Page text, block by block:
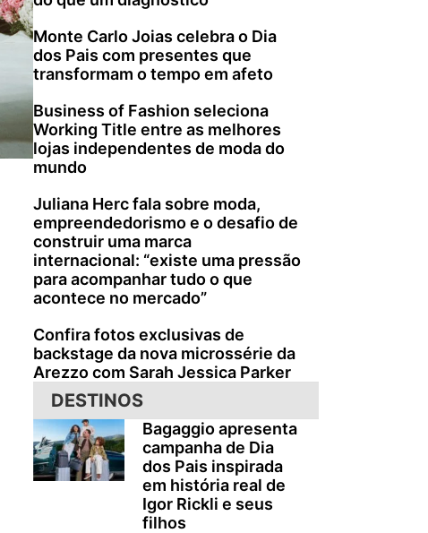
Monte Carlo Joias celebra o Dia
dos Pais com presentes que
transformam o tempo em afeto
Business of Fashion seleciona
Working Title entre as melhores
lojas independentes de moda do
mundo
Juliana Herc fala sobre moda,
empreendedorismo e o desafio de
construir uma marca
internacional: “existe uma pressão
para acompanhar tudo o que
acontece no mercado”
Confira fotos exclusivas de
backstage da nova microssérie da
Arezzo com Sarah Jessica Parker
DESTINOS
Bagaggio apresenta
campanha de Dia
dos Pais inspirada
em história real de
Igor Rickli e seus
filhos